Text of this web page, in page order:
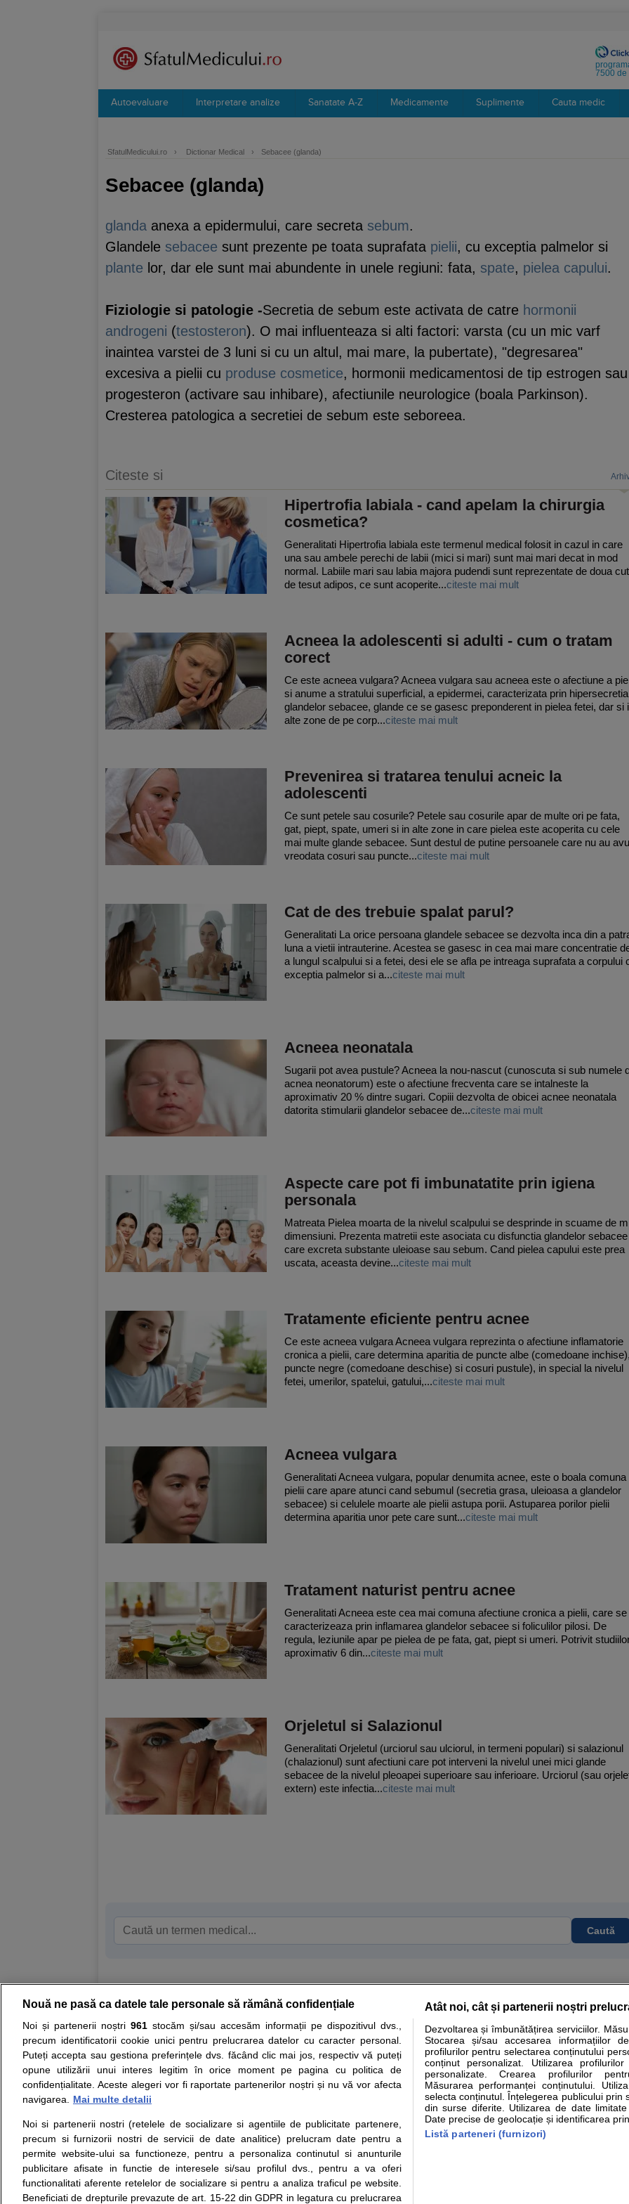
7500 de
Autoevaluare Interpretare analize Sanatate A-Z Medicamente Suplimente Cauta medic
SfatulMedicului.ro › Dictionar Medical › Sebacee (glanda)
Sebacee (glanda)
glanda anexa a epidermului, care secreta sebum.
Glandele sebacee sunt prezente pe toata suprafata pielii, cu exceptia palmelor si
plante lor, dar ele sunt mai abundente in unele regiuni: fata, spate, pielea capului.
Fiziologie si patologie -Secretia de sebum este activata de catre hormonii
androgeni (testosteron). O mai influenteaza si alti factori: varsta (cu un mic varf
inaintea varstei de 3 luni si cu un altul, mai mare, la pubertate), "degresarea"
excesiva a pielii cu produse cosmetice, hormonii medicamentosi de tip estrogen sau
progesteron (activare sau inhibare), afectiunile neurologice (boala Parkinson).
Cresterea patologica a secretiei de sebum este seboreea.
Citeste si
Hipertrofia labiala - cand apelam la chirurgia
cosmetica?
Generalitati Hipertrofia labiala este termenul medical folosit in cazul in care
una sau ambele perechi de labii (mici si mari) sunt mai mari decat in mod
normal. Labiile mari sau labia majora pudendi sunt reprezentate de doua
de tesut adipos, ce sunt acoperite...citeste mai mult
Acneea la adolescenti si adulti - cum o tratam
corect
Ce este acneea vulgara? Acneea vulgara sau acneea este o afectiune a
si anume a stratului superficial, a epidermei, caracterizata prin hipersecretia
glandelor sebacee, glande ce se gasesc preponderent in pielea fetei, dar si
alte zone de pe corp...citeste mai mult
Prevenirea si tratarea tenului acneic la
adolescenti
Ce sunt petele sau cosurile? Petele sau cosurile apar de multe ori pe fata,
gat, piept, spate, umeri si in alte zone in care pielea este acoperita cu cele
mai multe glande sebacee. Sunt destul de putine persoanele care nu au
vreodata cosuri sau puncte...citeste mai mult
Cat de des trebuie spalat parul?
Generalitati La orice persoana glandele sebacee se dezvolta inca din a
luna a vietii intrauterine. Acestea se gasesc in cea mai mare concentratie
a lungul scalpului si a fetei, desi ele se afla pe intreaga suprafata a corpului
exceptia palmelor si a...citeste mai mult
Acneea neonatala
Sugarii pot avea pustule? Acneea la nou-nascut (cunoscuta si sub numele
acnea neonatorum) este o afectiune frecventa care se intalneste la
aproximativ 20 % dintre sugari. Copiii dezvolta de obicei acnee neonatala
datorita stimularii glandelor sebacee de...citeste mai mult
Aspecte care pot fi imbunatatite prin igiena
personala
Matreata Pielea moarta de la nivelul scalpului se desprinde in scuame de
dimensiuni. Prezenta matretii este asociata cu disfunctia glandelor sebacee
care excreta substante uleioase sau sebum. Cand pielea capului este prea
uscata, aceasta devine...citeste mai mult
Tratamente eficiente pentru acnee
Ce este acneea vulgara Acneea vulgara reprezinta o afectiune inflamatorie
cronica a pielii, care determina aparitia de puncte albe (comedoane
puncte negre (comedoane deschise) si cosuri pustule), in special la nivelul
fetei, umerilor, spatelui, gatului,...citeste mai mult
Acneea vulgara
Generalitati Acneea vulgara, popular denumita acnee, este o boala comuna
pielii care apare atunci cand sebumul (secretia grasa, uleioasa a glandelor
sebacee) si celulele moarte ale pielii astupa porii. Astuparea porilor pielii
determina aparitia unor pete care sunt...citeste mai mult
Tratament naturist pentru acnee
Generalitati Acneea este cea mai comuna afectiune cronica a pielii, care se
caracterizeaza prin inflamarea glandelor sebacee si foliculilor pilosi. De
regula, leziunile apar pe pielea de pe fata, gat, piept si umeri. Potrivit
aproximativ 6 din...citeste mai mult
Orjeletul si Salazionul
Generalitati Orjeletul (urciorul sau ulciorul, in termeni populari) si salazionul
(chalazionul) sunt afectiuni care pot interveni la nivelul unei mici glande
sebacee de la nivelul pleoapei superioare sau inferioare. Urciorul (sau
extern) este infectia...citeste mai mult
Caută
Resurse: Autoevaluare simptome Interpretare analize Specialitati medicale
Opiniile avizate ale medicilor, sfaturile si orice alte informatii despre sanatate disponibile pe sfatulmedicului.ro au scop informativ si
nici diagnosticul stabilit in urma investigatiilor si analizelor medicale. Va sfatuim, ca pe langa informatia primita pe sfatulmedicului.ro
ii punem la dispozitie pentru programare in sistemul de programari la medic Clickmed.
Despre noi
Contact
Intrebari frecvente
Consultanti
medicali
Termeni si conditii
Politica de
confidentialitate
Politica de cookie
Modifica Setarile Cookie
Drepturile consumatorului
Protectia consumatorilor -
ANPC
Solutionarea Alternativa a
Litigiilor
Info consumator: 0800.080.999
Formulare europene - CNAS
Parteneri
Inscriere clinica
Nouă ne pasă ca datele tale personale să rămână confidențiale
Noi și partenerii noștri 961stocăm și/sau accesăm informații pe dispozitivul dvs.,
precum identificatorii cookie unici pentru prelucrarea datelor cu caracter personal.
Puteți accepta sau gestiona preferințele dvs. făcând clic mai jos, respectiv vă puteți
opune utilizării unui interes legitim în orice moment pe pagina cu politica de
confidențialitate. Aceste alegeri vor fi raportate partenerilor noștri și nu vă vor afecta
navigarea.
Mai multe detalii
Noi si partenerii nostri (retelele de socializare si agentiile de publicitate partenere,
precum si furnizorii nostri de servicii de date analitice) prelucram date pentru a
permite website-ului sa functioneze, pentru a personaliza continutul si anunturile
publicitare afisate in functie de interesele si/sau profilul dvs., pentru a va oferi
functionalitati aferente retelelor de socializare si pentru a analiza traficul pe website.
Beneficiati de drepturile prevazute de art. 15-22 din GDPR in legatura cu prelucrarea
Atât noi, cât și partenerii noștri
Dezvoltarea și îmbunătățirea serviciilor.
Stocarea și/sau accesarea informațiilor
profilurilor pentru selectarea conținutului
conținut personalizat. Utilizarea
personalizate. Crearea profilurilor
Măsurarea performanței conținutului.
selecta conținutul. Înțelegerea publicului prin
din surse diferite. Utilizarea de date
Date precise de geolocație și identificarea
Listă parteneri (furnizori)